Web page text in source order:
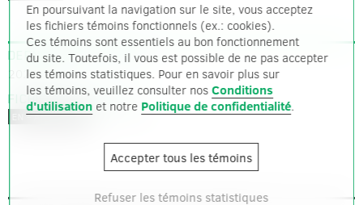
DERNIÈRE MISE À JOUR
2024-06-10
FICHIERS DISPONIBLES
EN – ANGLAIS ZIP – 2672 ko
En poursuivant la navigation sur le site, vous acceptez
les fichiers témoins fonctionnels (ex.: cookies).
Ces témoins sont essentiels au bon fonctionnement
du site. Toutefois, il vous est possible de ne pas accepter
les témoins statistiques. Pour en savoir plus sur
les témoins, veuillez consulter nosConditions
d'utilisation et notre Politique de confidentialité.
Accepter tous les témoins
Refuser les témoins statistiques